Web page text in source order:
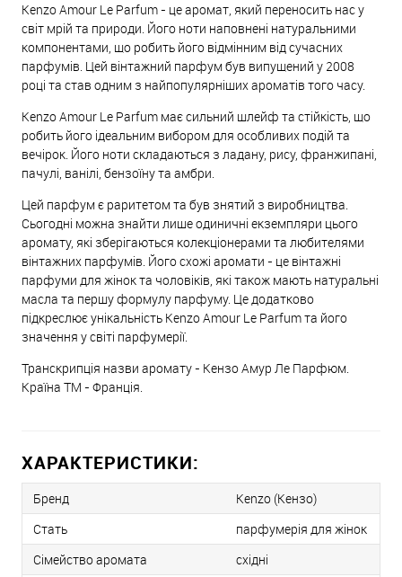
Kenzo Amour Le Parfum - це аромат, який переносить нас у
світ мрій та природи. Його ноти наповнені натуральними
компонентами, що робить його відмінним від сучасних
парфумів. Цей вінтажний парфум був випущений у 2008
році та став одним з найпопулярніших ароматів того часу.
Kenzo Amour Le Parfum має сильний шлейф та стійкість, що
робить його ідеальним вибором для особливих подій та
вечірок. Його ноти складаються з ладану, рису, франжипані,
пачулі, ванілі, бензоїну та амбри.
Цей парфум є раритетом та був знятий з виробництва.
Сьогодні можна знайти лише одиничні екземпляри цього
аромату, які зберігаються колекціонерами та любителями
вінтажних парфумів. Його схожі аромати - це вінтажні
парфуми для жінок та чоловіків, які також мають натуральні
масла та першу формулу парфуму. Це додатково
підкреслює унікальність Kenzo Amour Le Parfum та його
значення у світі парфумерії.
Транскрипція назви аромату - Кензо Амур Ле Парфюм.
Країна ТМ - Франція.
ХАРАКТЕРИСТИКИ:
Бренд
Kenzo (Кензо)
Стать
парфумерія для жінок
Сімейство аромата
східні